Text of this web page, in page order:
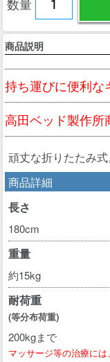
数量
商品説明
持ち運びに便利な
高田ベッド製作所
頑丈な折りたたみ式
商品詳細
長さ
180cm
重量
約15kg
耐荷重
(等分布荷重)
200kgまで
マッサージ等の治療には